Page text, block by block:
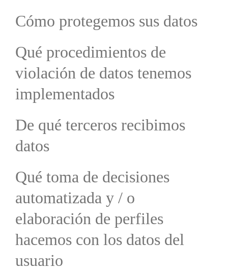
Cómo protegemos sus datos
Qué procedimientos de
violación de datos tenemos
implementados
De qué terceros recibimos
datos
Qué toma de decisiones
automatizada y / o
elaboración de perfiles
hacemos con los datos del
usuario